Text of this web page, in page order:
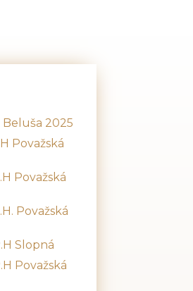
Beluša 2025
Považská
Považská
Považská
Slopná
Považská